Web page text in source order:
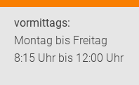
vormittags:
Montag bis Freitag
8:15 Uhr bis 12:00 Uhr